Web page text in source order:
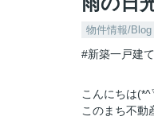
物件情報/Blog
#新築一戸建て
こんにちは
このまち不動